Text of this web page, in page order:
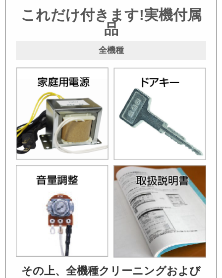
これだけ付きます!実機付属
品
全機種
その上、全機種クリーニングおよび